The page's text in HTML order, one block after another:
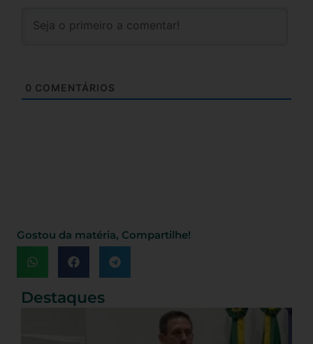
0 COMENTÁRIOS
Gostou da matéria, Compartilhe!
Destaques